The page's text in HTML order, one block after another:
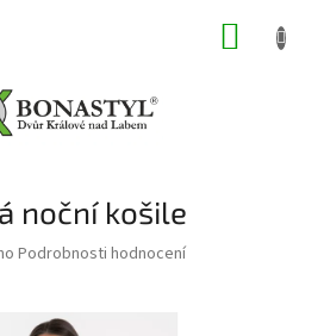
noční košile
Podrobnosti hodnocení